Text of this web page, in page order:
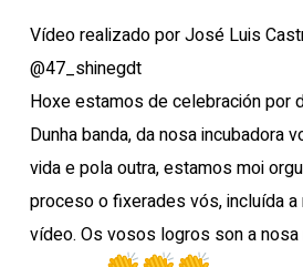
Vídeo realizado por José Luis
@47_shinegdt
Hoxe estamos de celebración por
Dunha banda, da nosa incubadora
vida e pola outra, estamos moi
proceso o fixerades vós, incluída
vídeo. Os vosos logros son a